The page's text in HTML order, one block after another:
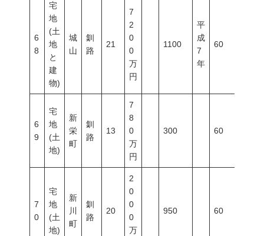
6
8
宅
地
(土
地
と
建
物)
城
山
釧
路
21
7
2
0
0
万
円
1100
平
成
7
年
60
6
9
宅
地
(土
地)
新
栄
町
釧
路
13
7
8
0
万
円
300 60
7
0
宅
地
(土
地)
新
川
町
釧
路
20
2
0
0
0
万
950 60